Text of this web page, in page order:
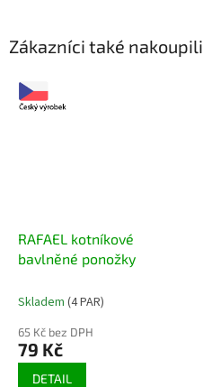
Zákazníci také nakoupili
RAFAEL kotníkové
bavlněné ponožky
Skladem (4 PAR)
65 Kč bez DPH
79 Kč
DETAIL